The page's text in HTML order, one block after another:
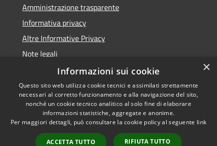
Amministrazione trasparente
Informativa privacy
Altre Informative Privacy
Note legali
Dichiarazione di accessibilità
RSS
Accessibilità
Copyright © 2026 • Comune di
Altamura • Powered by
Municipium• Accesso
×
Informazioni sui cookie
Questo sito web utilizza cookie tecnici e assimilati strettamente
necessari al corretto funzionamento e alla navigazione del sito,
nonché un cookie tecnico analitico al solo fine di elaborare
informazioni statistiche, aggregate e anonime.
Per maggiori dettagli, può consultare la cookie policy al seguente link
ACCETTA TUTTO RIFIUTA TUTTO